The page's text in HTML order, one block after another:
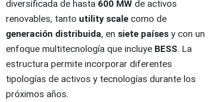
diversificada de hasta 600 MW de activos
renovables, tanto utility scale como de
generación distribuida, en siete países y con un
enfoque multitecnología que incluye BESS. La
estructura permite incorporar diferentes
tipologías de activos y tecnologías durante los
próximos años.